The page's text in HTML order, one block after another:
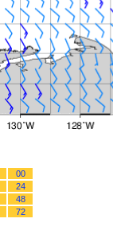
00
24
48
72